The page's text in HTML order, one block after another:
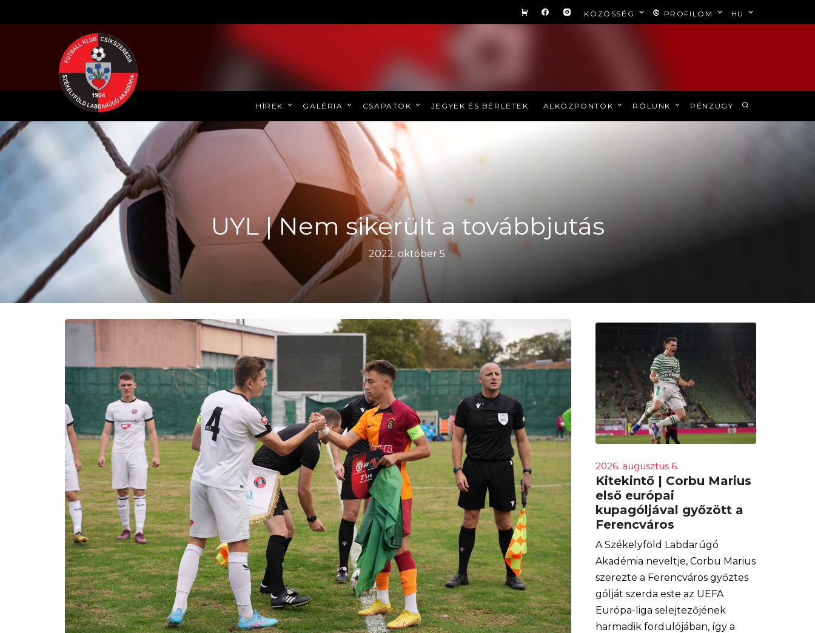
KÖZÖSSÉG PROFILOM HU
HÍREK GALÉRIA CSAPATOK JEGYEK ÉS BÉRLETEK ALKÖZPONTOK RÓLUNK PÉNZÜGY
UYL | Nem sikerült a továbbjutás
2022. október 5.
2026. augusztus 6.
Kitekintő | Corbu Marius
első európai
kupagóljával győzött a
Ferencváros
A Székelyföld Labdarúgó
Akadémia neveltje, Corbu Marius
szerezte a Ferencváros győztes
gólját szerda este az UEFA
Európa-liga selejtezőjének
harmadik fordulójában, így a